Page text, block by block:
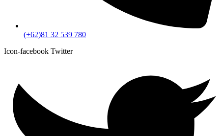
(+62)81 32 539 780
Icon-facebook Twitter